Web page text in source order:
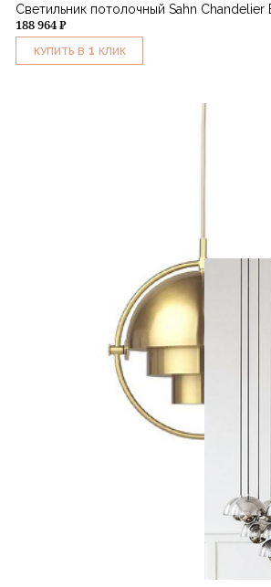
Светильник потолочный Sahn Chandelier
188 964 ₽
КУПИТЬ В 1 КЛИК